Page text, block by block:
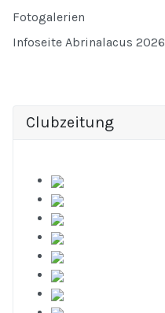
Fotogalerien
Infoseite Abrinalacus 2026
Clubzeitung